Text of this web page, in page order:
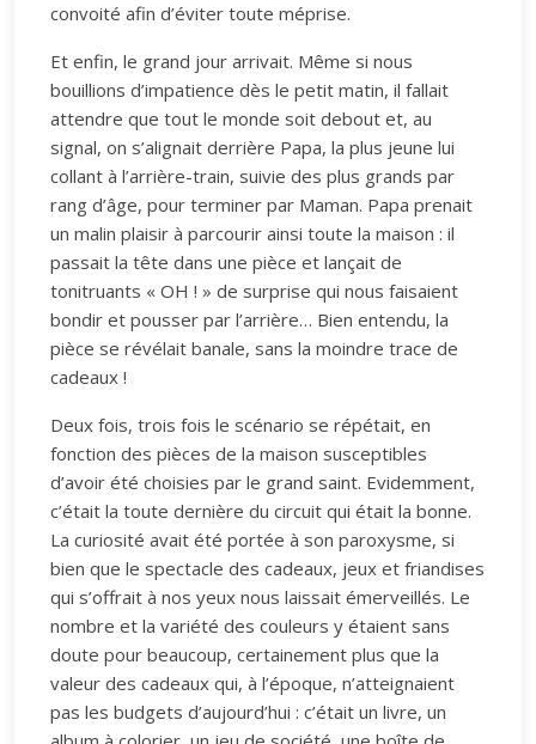
convoité afin d’éviter toute méprise.
Et enfin, le grand jour arrivait. Même si nous
bouillions d’impatience dès le petit matin, il fallait
attendre que tout le monde soit debout et, au
signal, on s’alignait derrière Papa, la plus jeune lui
collant à l’arrière-train, suivie des plus grands par
rang d’âge, pour terminer par Maman. Papa prenait
un malin plaisir à parcourir ainsi toute la maison : il
passait la tête dans une pièce et lançait de
tonitruants « OH ! » de surprise qui nous faisaient
bondir et pousser par l’arrière… Bien entendu, la
pièce se révélait banale, sans la moindre trace de
cadeaux !
Deux fois, trois fois le scénario se répétait, en
fonction des pièces de la maison susceptibles
d’avoir été choisies par le grand saint. Evidemment,
c’était la toute dernière du circuit qui était la bonne.
La curiosité avait été portée à son paroxysme, si
bien que le spectacle des cadeaux, jeux et friandises
qui s’offrait à nos yeux nous laissait émerveillés. Le
nombre et la variété des couleurs y étaient sans
doute pour beaucoup, certainement plus que la
valeur des cadeaux qui, à l’époque, n’atteignaient
pas les budgets d’aujourd’hui : c’était un livre, un